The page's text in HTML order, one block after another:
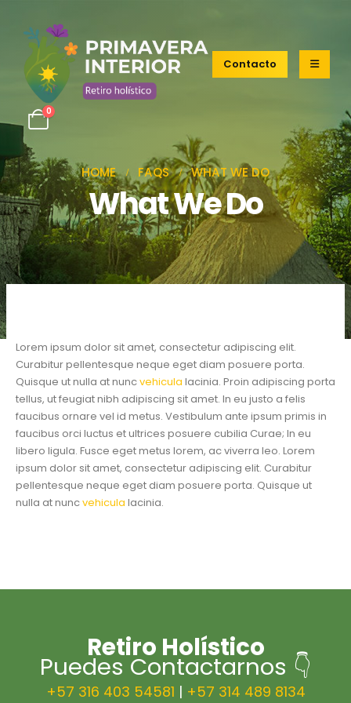
Contacto
0
HOME FAQS WHAT WE DO
What We Do
Lorem ipsum dolor sit amet, consectetur adipiscing elit.
Curabitur pellentesque neque eget diam posuere porta.
Quisque ut nulla at nuncvehicula lacinia. Proin adipiscing porta
tellus, ut feugiat nibh adipiscing sit amet. In eu justo a felis
faucibus ornare vel id metus. Vestibulum ante ipsum primis in
faucibus orci luctus et ultrices posuere cubilia Curae; In eu
libero ligula. Fusce eget metus lorem, ac viverra leo. Lorem
ipsum dolor sit amet, consectetur adipiscing elit. Curabitur
pellentesque neque eget diam posuere porta. Quisque ut
nulla at nuncvehicula lacinia.
Retiro Holístico
Puedes Contactarnos 👇
+57 316 403 54581 | +57 314 489 8134